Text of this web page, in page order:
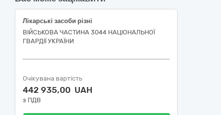
Лікарські засоби різні
ВІЙСЬКОВА ЧАСТИНА 3044 НАЦІОНАЛЬНОЇ
ГВАРДІЇ УКРАЇНИ
Очікувана вартість
442 935,00 UAH
з ПДВ